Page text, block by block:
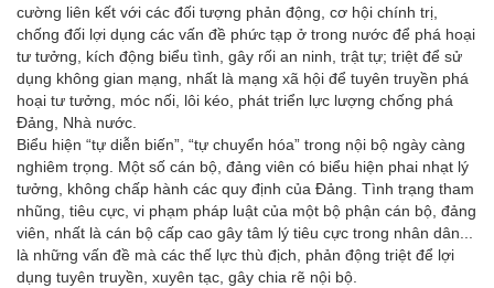
cường liên kết với các đối tượng phản động, cơ hội chính trị,
chống đối lợi dụng các vấn đề phức tạp ở trong nước để phá hoại
tư tưởng, kích động biểu tình, gây rối an ninh, trật tự; triệt để sử
dụng không gian mạng, nhất là mạng xã hội để tuyên truyền phá
hoại tư tưởng, móc nối, lôi kéo, phát triển lực lượng chống phá
Đảng, Nhà nước.
Biểu hiện “tự diễn biến”, “tự chuyển hóa” trong nội bộ ngày càng
nghiêm trọng. Một số cán bộ, đảng viên có biểu hiện phai nhạt lý
tưởng, không chấp hành các quy định của Đảng. Tình trạng tham
nhũng, tiêu cực, vi phạm pháp luật của một bộ phận cán bộ, đảng
viên, nhất là cán bộ cấp cao gây tâm lý tiêu cực trong nhân dân...
là những vấn đề mà các thế lực thù địch, phản động triệt để lợi
dụng tuyên truyền, xuyên tạc, gây chia rẽ nội bộ.